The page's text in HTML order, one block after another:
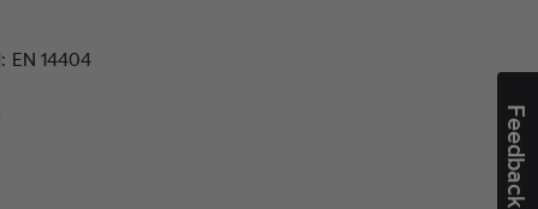
Feedback
EN 14404